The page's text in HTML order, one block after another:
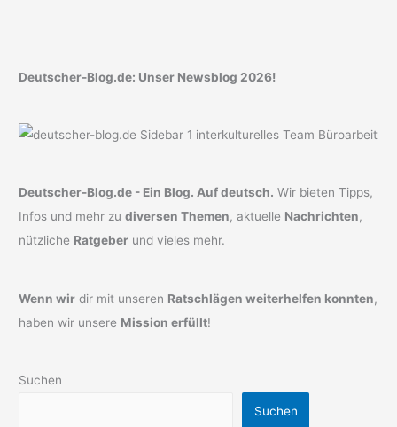
Deutscher-Blog.de: Unser Newsblog 2026!
Deutscher-Blog.de - Ein Blog. Auf deutsch. Wir bieten Tipps,
Infos und mehr zudiversen Themen, aktuelle Nachrichten,
nützliche Ratgeber und vieles mehr.
Wenn wir dir mit unseren Ratschlägen weiterhelfen konnten,
haben wir unsere Mission erfüllt!
Suchen
Suchen